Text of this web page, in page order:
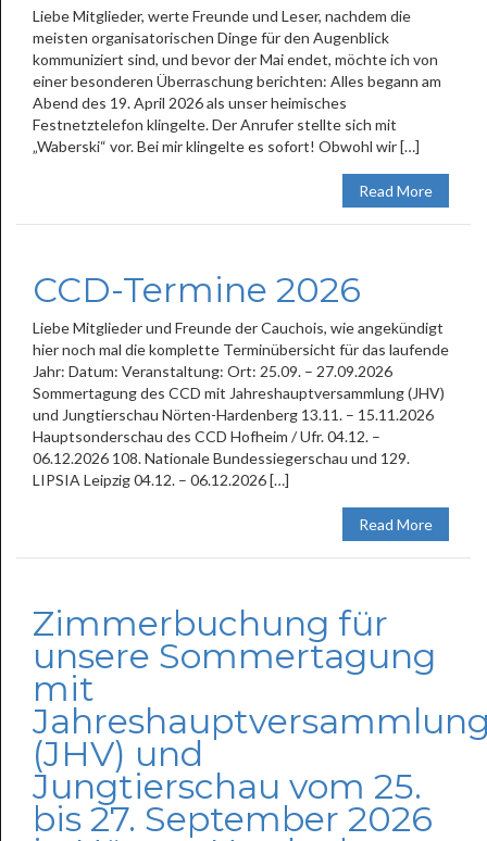
Liebe Mitglieder, werte Freunde und Leser, nachdem die
meisten organisatorischen Dinge für den Augenblick
kommuniziert sind, und bevor der Mai endet, möchte ich von
einer besonderen Überraschung berichten: Alles begann am
Abend des 19. April 2026 als unser heimisches
Festnetztelefon klingelte. Der Anrufer stellte sich mit
„Waberski“ vor. Bei mir klingelte es sofort! Obwohl wir […]
Read More
CCD-Termine 2026
Liebe Mitglieder und Freunde der Cauchois, wie angekündigt
hier noch mal die komplette Terminübersicht für das laufende
Jahr: Datum: Veranstaltung: Ort: 25.09. – 27.09.2026
Sommertagung des CCD mit Jahreshauptversammlung (JHV)
und Jungtierschau Nörten-Hardenberg 13.11. – 15.11.2026
Hauptsonderschau des CCD Hofheim / Ufr. 04.12. –
06.12.2026 108. Nationale Bundessiegerschau und 129.
LIPSIA Leipzig 04.12. – 06.12.2026 […]
Read More
Zimmerbuchung für
unsere Sommertagung
mit
(JHV) und
Jungtierschau vom 25.
bis 27. September 2026